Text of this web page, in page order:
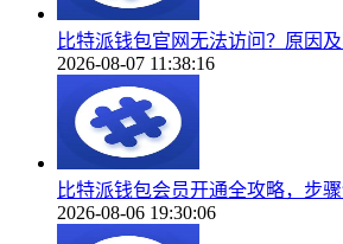
比特派钱包官网无法访问？原因
2026-08-07 11:38:16
比特派钱包会员开通全攻略，步
2026-08-06 19:30:06